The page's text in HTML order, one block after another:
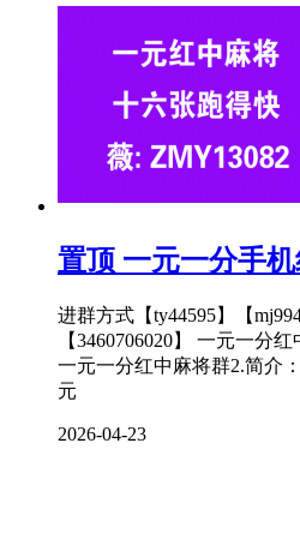
置顶 一元一分手
进群方式【ty44595】【
【3460706020】 一元一分
一元一分红中麻将群2.简介
元
2026-04-23